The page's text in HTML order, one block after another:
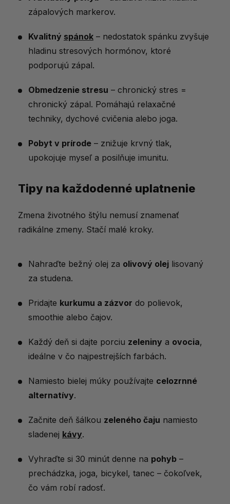
zápalových markerov.
Kvalitný spánok – nedostatok spánku zvyšuje
hladinu stresových hormónov, ktoré
podporujú zápal.
Obmedzenie stresu – chronický stres =
chronický zápal. Pomáhajú relaxačné
techniky, dychové cvičenia alebo joga.
Pobyt v prírode – znižuje krvný tlak,
upokojuje myseľ a posilňuje imunitu.
Tipy na každodenné uplatnenie
Zmena životného štýlu nemusí znamenať
radikálne zmeny. Stačí malé kroky.
Nahraďte bežný olej za olivový olej lisovaný
za studena.
Pridajte kurkumu a zázvor do polievok,
smoothie alebo čajov.
Každý deň si dajte porciu zeleniny a ovocia,
ideálne v čo najpestrejších farbách.
Namiesto bielej múky používajte celozrnné
alternatívy.
Začnite deň šálkou zeleného čaju namiesto
sladenej kávy.
Vyhraďte si 30 minút denne na pohyb –
prechádzka, joga, bicykel, tanec – čokoľvek,
čo vám robí radosť.